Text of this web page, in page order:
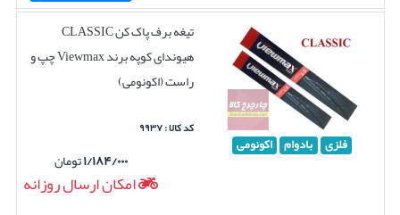
فلزی بادوام اکونومی
تیغه برف پاک کن CLASSIC
هیوندای کوپه برند Viewmax چپ و
راست (اکونومی)
کد کالا : ۹۹۳۷
۱/۱۸۴/۰۰۰تومان
امکان ارسال روزانه